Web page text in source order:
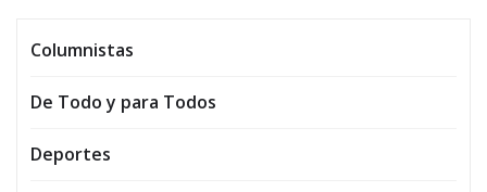
Columnistas
De Todo y para Todos
Deportes